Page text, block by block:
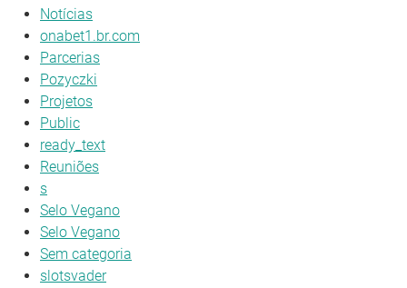
Notícias
onabet1.br.com
Parcerias
Pozyczki
Projetos
Public
ready_text
Reuniões
s
Selo Vegano
Selo Vegano
Sem categoria
slotsvader